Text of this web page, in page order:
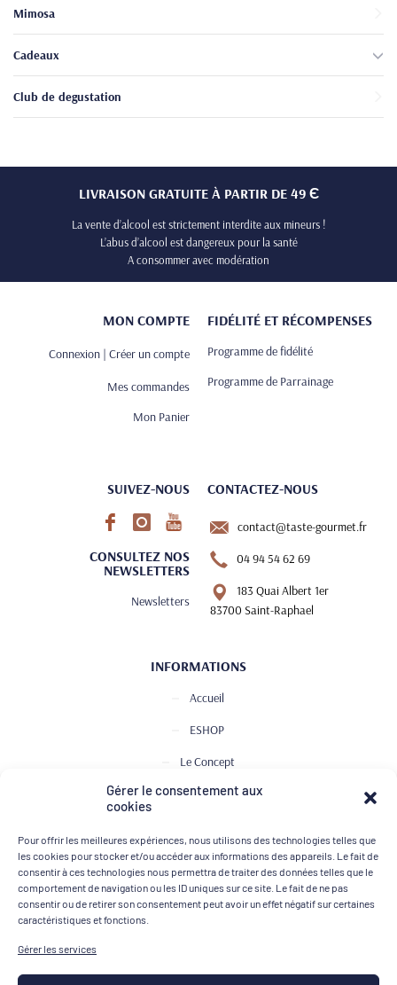
Gérer le consentement aux
cookies
Pour offrir les meilleures expériences, nous utilisons des technologies telles que
les cookies pour stocker et/ou accéder aux informations des appareils. Le fait de
consentir à ces technologies nous permettra de traiter des données telles que le
comportement de navigation ou les ID uniques sur ce site. Le fait de ne pas
consentir ou de retirer son consentement peut avoir un effet négatif sur certaines
caractéristiques et fonctions.
Gérer les services
Mimosa
Cadeaux
Club de degustation
LIVRAISON GRATUITE À PARTIR DE 49 Є
La vente d’alcool est strictement interdite aux mineurs !
L’abus d’alcool est dangereux pour la santé
A consommer avec modération
MON COMPTE
Connexion | Créer un compte
Mes commandes
Mon Panier
FIDÉLITÉ ET RÉCOMPENSES
Programme de fidélité
Programme de Parrainage
SUIVEZ-NOUS
CONSULTEZ NOS
NEWSLETTERS
Newsletters
CONTACTEZ-NOUS
contact@taste-gourmet.fr
04 94 54 62 69
183 Quai Albert 1er
83700 Saint-Raphael
INFORMATIONS
Accueil
ESHOP
Le Concept
Club de Dégustation
Contact
MOYENS DE PAIEMENT